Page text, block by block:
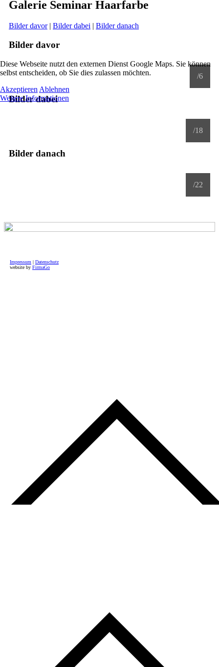
Galerie Seminar Haarfarbe
Bilder davor| Bilder dabei | Bilder danach
Bilder davor
/6
Bilder dabei
/18
Bilder danach
/22
Impressum | Datenschutz
website by FirmaGo
Diese Webseite nutzt den externen Dienst Google Maps. Sie können
selbst entscheiden, ob Sie dies zulassen möchten.
Akzeptieren Ablehnen
Weitere Informationen